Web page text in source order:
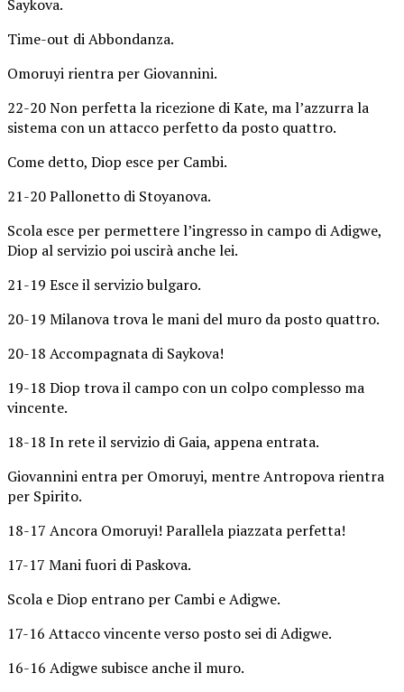
Saykova.
Time-out di Abbondanza.
Omoruyi rientra per Giovannini.
22-20 Non perfetta la ricezione di Kate, ma l’azzurra la
sistema con un attacco perfetto da posto quattro.
Come detto, Diop esce per Cambi.
21-20 Pallonetto di Stoyanova.
Scola esce per permettere l’ingresso in campo di Adigwe,
Diop al servizio poi uscirà anche lei.
21-19 Esce il servizio bulgaro.
20-19 Milanova trova le mani del muro da posto quattro.
20-18 Accompagnata di Saykova!
19-18 Diop trova il campo con un colpo complesso ma
vincente.
18-18 In rete il servizio di Gaia, appena entrata.
Giovannini entra per Omoruyi, mentre Antropova rientra
per Spirito.
18-17 Ancora Omoruyi! Parallela piazzata perfetta!
17-17 Mani fuori di Paskova.
Scola e Diop entrano per Cambi e Adigwe.
17-16 Attacco vincente verso posto sei di Adigwe.
16-16 Adigwe subisce anche il muro.